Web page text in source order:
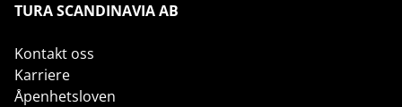
TURA SCANDINAVIA AB
Kontakt oss
Karriere
Åpenhetsloven